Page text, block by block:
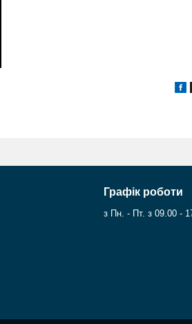
Графік роботи
з Пн. - Пт. з 09.00 -